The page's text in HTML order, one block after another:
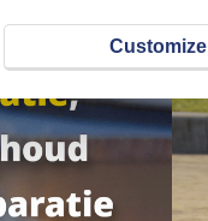
Customize